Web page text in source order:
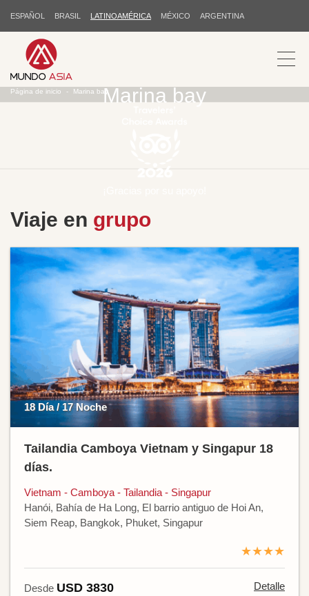
ESPAÑOL BRASIL LATINOAMÉRICA MÉXICO ARGENTINA
Marina bay
Página de inicio Marina bay
Viaje en grupo
18 Día / 17 Noche
Tailandia Camboya Vietnam y Singapur 18
días.
Vietnam - Camboya - Tailandia - Singapur
Hanói, Bahía de Ha Long, El barrio antiguo de Hoi An,
Siem Reap, Bangkok, Phuket, Singapur
★★★★
Desde USD 3830 Detalle